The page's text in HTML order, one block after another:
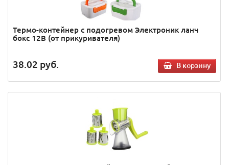
Термо-контейнер с подогревом Электроник ланч
бокс 12В (от прикуривателя)
38.02 руб. В корзину